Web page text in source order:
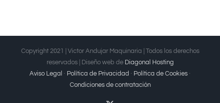
Copyright 2021 | Victor Andujar Maquinaria | Todos los derechos
reservados | Diseño web de Diagonal Hosting
Aviso Legal · Política de Privacidad · Política de Cookies ·
Condiciones de contratación